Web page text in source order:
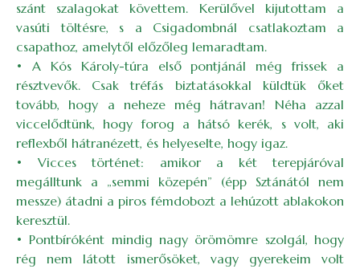
szánt szalagokat követtem. Kerülővel kijutottam a
vasúti töltésre, s a Csigadombnál csatlakoztam a
csapathoz, amelytől előzőleg lemaradtam.
• A Kós Károly-túra első pontjánál még frissek a
résztvevők. Csak tréfás biztatásokkal küldtük őket
tovább, hogy a neheze még hátravan! Néha azzal
viccelődtünk, hogy forog a hátsó kerék, s volt, aki
reflexből hátranézett, és helyeselte, hogy igaz.
• Vicces történet: amikor a két terepjáróval
megálltunk a „semmi közepén” (épp Sztánától nem
messze) átadni a piros fémdobozt a lehúzott ablakokon
keresztül.
• Pontbíróként mindig nagy örömömre szolgál, hogy
rég nem látott ismerősöket, vagy gyerekeim volt